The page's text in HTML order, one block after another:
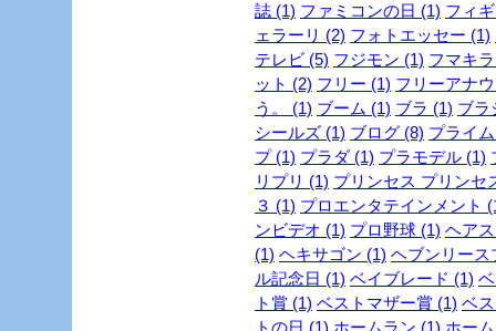
誌 (1) ファミコンの日 (1) フィ
ェラーリ (2) フォトエッセー (1)
テレビ (5) フジモン (1) フマキ
ット (2) フリー (1) フリーアナ
う。 (1) ブーム (1) ブラ (1) ブラ
シールズ (1) ブログ (8) プライ
プ (1) プラダ (1) プラモデル (1)
リプリ (1) プリンセス プリンセ
３ (1) プロエンタテインメント
ンビデオ (1) プロ野球 (1) ヘア
(1) ヘキサゴン (1) ヘブンリース
ル記念日 (1) ベイブレード (1)
ト賞 (1) ベストマザー賞 (1) ベ
トの日 (1) ホームラン (1) ホー